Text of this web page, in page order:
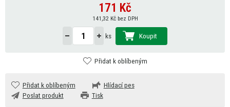
171 Kč
141,32 Kč bez DPH
ks Koupit
Přidat k oblíbeným
Přidat k oblíbeným
Hlídací pes
Poslat produkt
Tisk